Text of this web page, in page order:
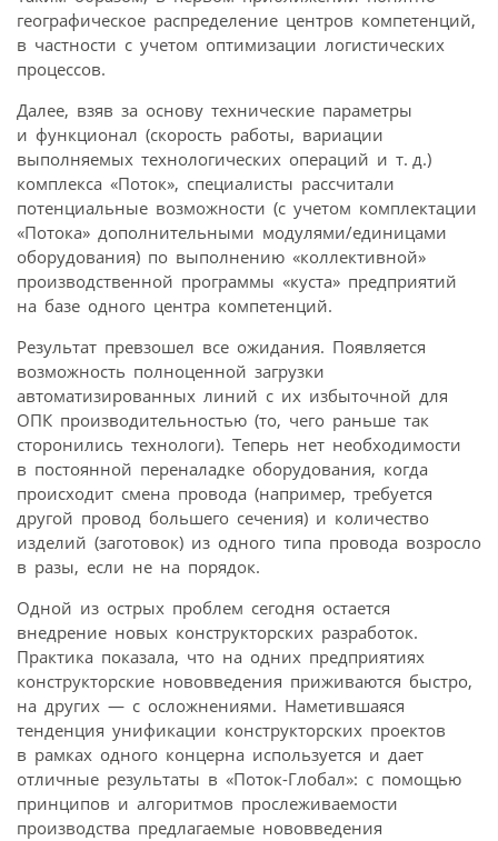
географическое распределение центров компетенций,
в частности с учетом оптимизации логистических
процессов.
Далее, взяв за основу технические параметры
и функционал (скорость работы, вариации
выполняемых технологических операций и т. д.)
комплекса «Поток», специалисты рассчитали
потенциальные возможности (с учетом комплектации
«Потока» дополнительными модулями/единицами
оборудования) по выполнению «коллективной»
производственной программы «куста» предприятий
на базе одного центра компетенций.
Результат превзошел все ожидания. Появляется
возможность полноценной загрузки
автоматизированных линий с их избыточной для
ОПК производительностью (то, чего раньше так
сторонились технологи). Теперь нет необходимости
в постоянной переналадке оборудования, когда
происходит смена провода (например, требуется
другой провод большего сечения) и количество
изделий (заготовок) из одного типа провода возросло
в разы, если не на порядок.
Одной из острых проблем сегодня остается
внедрение новых конструкторских разработок.
Практика показала, что на одних предприятиях
конструкторские нововведения приживаются быстро,
на других — с осложнениями. Наметившаяся
тенденция унификации конструкторских проектов
в рамках одного концерна используется и дает
отличные результаты в «Поток-Глобал»: с помощью
принципов и алгоритмов прослеживаемости
производства предлагаемые нововведения